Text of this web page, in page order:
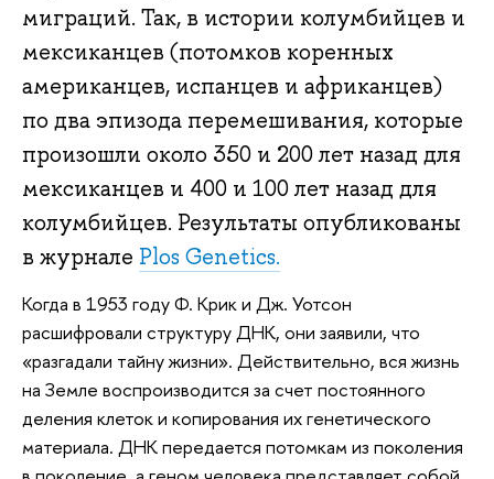
миграций. Так, в истории колумбийцев и
мексиканцев (потомков коренных
американцев, испанцев и африканцев)
по два эпизода перемешивания, которые
произошли около 350 и 200 лет назад для
мексиканцев и 400 и 100 лет назад для
колумбийцев. Результаты опубликованы
в журнале Plos Genetics.
Когда в 1953 году Ф. Крик и Дж. Уотсон
расшифровали структуру ДНК, они заявили, что
«разгадали тайну жизни». Действительно, вся жизнь
на Земле воспроизводится за счет постоянного
деления клеток и копирования их генетического
материала. ДНК передается потомкам из поколения